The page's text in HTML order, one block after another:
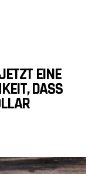
EINE
DASS B
E